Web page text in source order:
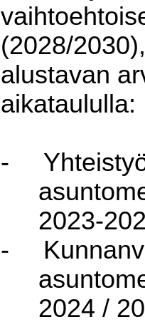
(2028/
alustavan
aikataululla:
-
2023-
-
2024 /